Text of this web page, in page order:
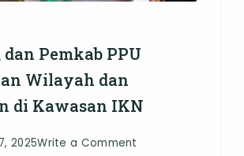
dan Pemkab PPU
Wilayah dan
di Kawasan IKN
2025Write a Comment